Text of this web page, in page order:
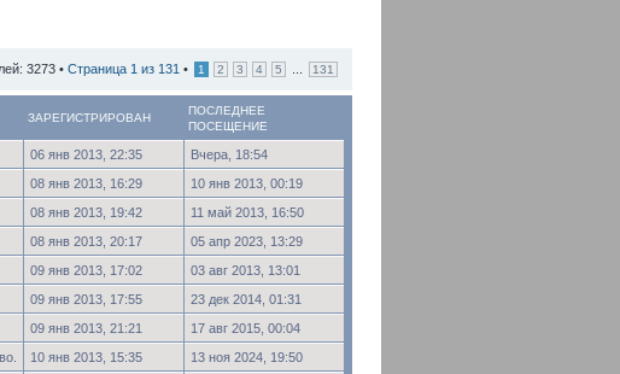
3273 • Страница 1 из 131 • 1 2 3 4 5 131
ЗАРЕГИСТРИРОВАН
ПОСЛЕДНЕЕ
ПОСЕЩЕНИЕ
06 янв 2013, 22:35
Вчера, 18:54
08 янв 2013, 16:29
10 янв 2013, 00:19
08 янв 2013, 19:42
11 май 2013, 16:50
08 янв 2013, 20:17
05 апр 2023, 13:29
09 янв 2013, 17:02
03 авг 2013, 13:01
09 янв 2013, 17:55
23 дек 2014, 01:31
09 янв 2013, 21:21
17 авг 2015, 00:04
10 янв 2013, 15:35
13 ноя 2024, 19:50